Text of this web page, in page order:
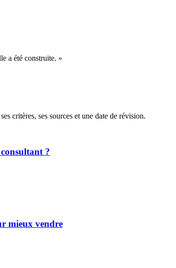
a été construite. »
critères, ses sources et une date de révision.
?
mieux vendre